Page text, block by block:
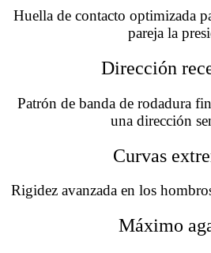
Huella de contacto optimizada
pareja la
Dirección
Patrón de banda de rodadura
una dirección
Curvas
Rigidez avanzada en los
Máximo